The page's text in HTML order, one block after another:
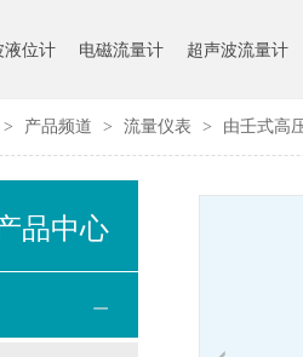
液位计 电磁流量计 超声波流量计
> 产品频道 > 流量仪表 > 由壬式高
品中心